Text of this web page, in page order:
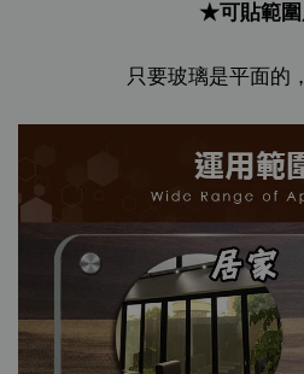
★可貼範圍
只要玻璃是平面的